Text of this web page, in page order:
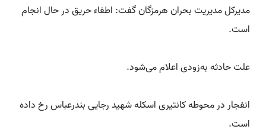
مدیرکل مدیریت بحران هرمزگان گفت: اطفاء حریق در حال انجام
است.
علت حادثه به‌زودی اعلام می‌شود.
انفجار در محوطه کانتیری اسکله شهید رجایی بندرعباس رخ داده
است.